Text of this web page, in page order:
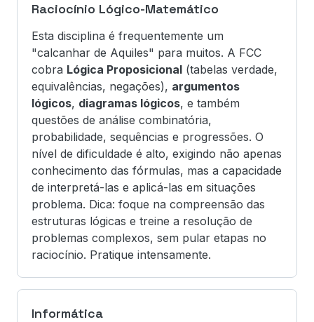
Raciocínio Lógico-Matemático
Esta disciplina é frequentemente um
"calcanhar de Aquiles" para muitos. A FCC
cobra Lógica Proposicional (tabelas verdade,
equivalências, negações), argumentos
lógicos, diagramas lógicos, e também
questões de análise combinatória,
probabilidade, sequências e progressões. O
nível de dificuldade é alto, exigindo não apenas
conhecimento das fórmulas, mas a capacidade
de interpretá-las e aplicá-las em situações
problema. Dica: foque na compreensão das
estruturas lógicas e treine a resolução de
problemas complexos, sem pular etapas no
raciocínio. Pratique intensamente.
Informática